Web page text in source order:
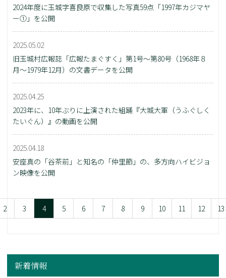
2024年度に玉城字喜良原で収集した写真59点「1997年カジマヤ
ー①」を公開
2025.05.02
旧玉城村広報誌「広報たまぐすく」第1号～第80号（1968年８
月～1979年12月）の文書データを公開
2025.04.25
2023年に、10年ぶりに上演された組踊『大城大軍（うふぐしく
たいぐん）』の動画を公開
2025.04.18
安座真の「谷茶前」と知名の「仲里節」の、多方向ハイビジョ
ン映像を公開
2 3 4 5 6 7 8 9 10 11 12 13
新着情報